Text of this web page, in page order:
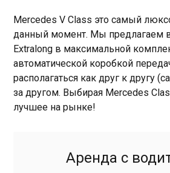
Mercedes V Class это самый
данный момент. Мы предлагаем
Extralong в максимальной
автоматической коробкой
располагаться как друг к другу
за другом. Выбирая Mercedes
лучшее на рынке!
Аренда с